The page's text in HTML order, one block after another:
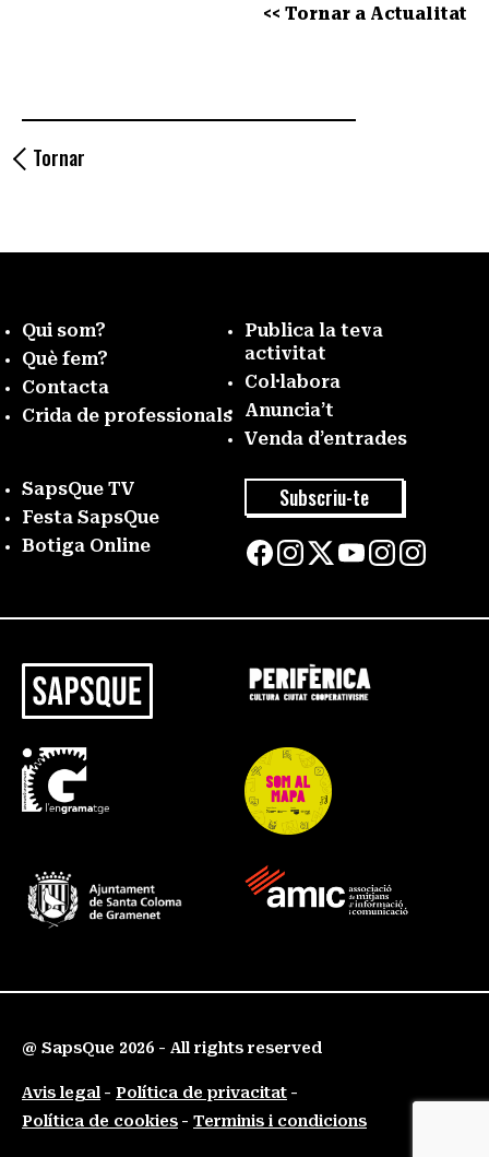
<< Tornar a Actualitat
Tornar
Qui som?
Què fem?
Contacta
Crida de professionals
Publica la teva
activitat
Col·labora
Anuncia’t
Venda d’entrades
SapsQue TV
Festa SapsQue
Botiga Online
Subscriu-te
@ SapsQue 2026 - All rights reserved
Avis legal
Política de privacitat
Política de cookies
Terminis i condicions